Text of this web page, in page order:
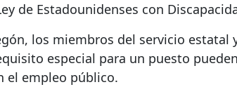
de Estadounidenses con
los miembros del servicio estatal
especial para un puesto
el empleo público.